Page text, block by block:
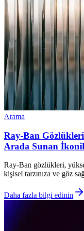
Arama
Ray-Ban
Arada Sunan
Ray-Ban gözlükleri,
kişisel tarzınıza ve göz
Daha fazla bilgi edinin